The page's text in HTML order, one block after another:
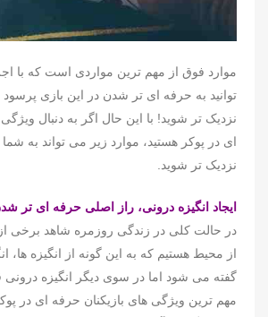
موارد فوق از مهم ترین مواردی است که با
توانید به حرفه ای تر شدن در این بازی پرسود
نزدیک تر شوید! با این حال اگر به دنبال
ای در پوکر هستید، موارد زیر می تواند به
نزدیک تر شوید.
ایجاد انگیزه درونی، راز اصلی حرفه ای تر
در حالت کلی در زندگی روزمره شاهد برخی از
از محیط هستیم که به این گونه از انگیزه ها،
گفته می شود اما در سوی دیگر انگیزه درونی
مهم ترین ویژگی های بازیکنان حرفه ای در